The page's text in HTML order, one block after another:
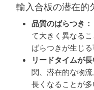
輸入合板の潜在的
品質のばらつき：
て大きく異なる
ばらつきが生じる
リードタイムが長
関、潜在的な物
長くなることが多